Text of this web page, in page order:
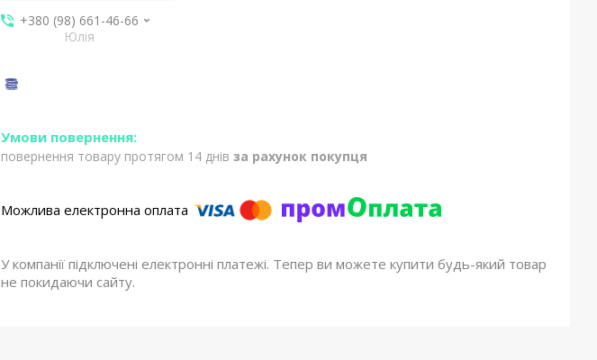
+380 (98) 661-46-66
Юлія
повернення товару протягом 14 днів за рахунок покупця
У компанії підключені електронні платежі. Тепер ви можете купити будь-який товар
не покидаючи сайту.